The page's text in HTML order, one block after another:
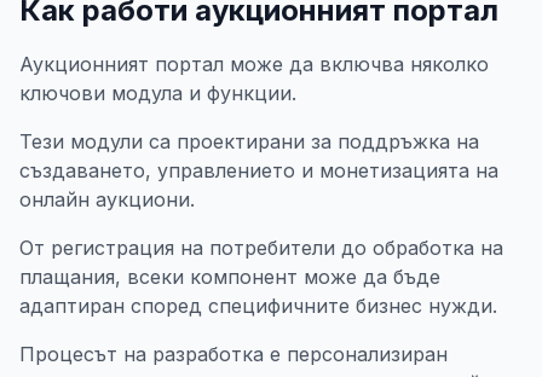
Как работи аукционният портал
Аукционният портал може да включва няколко
ключови модула и функции.
Тези модули са проектирани за поддръжка на
създаването, управлението и монетизацията на
онлайн аукциони.
От регистрация на потребители до обработка на
плащания, всеки компонент може да бъде
адаптиран според специфичните бизнес нужди.
Процесът на разработка е персонализиран